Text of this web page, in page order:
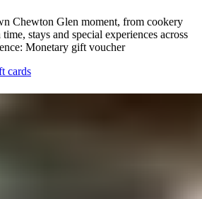
Chewton Glen moment, from cookery
stays and special experiences across